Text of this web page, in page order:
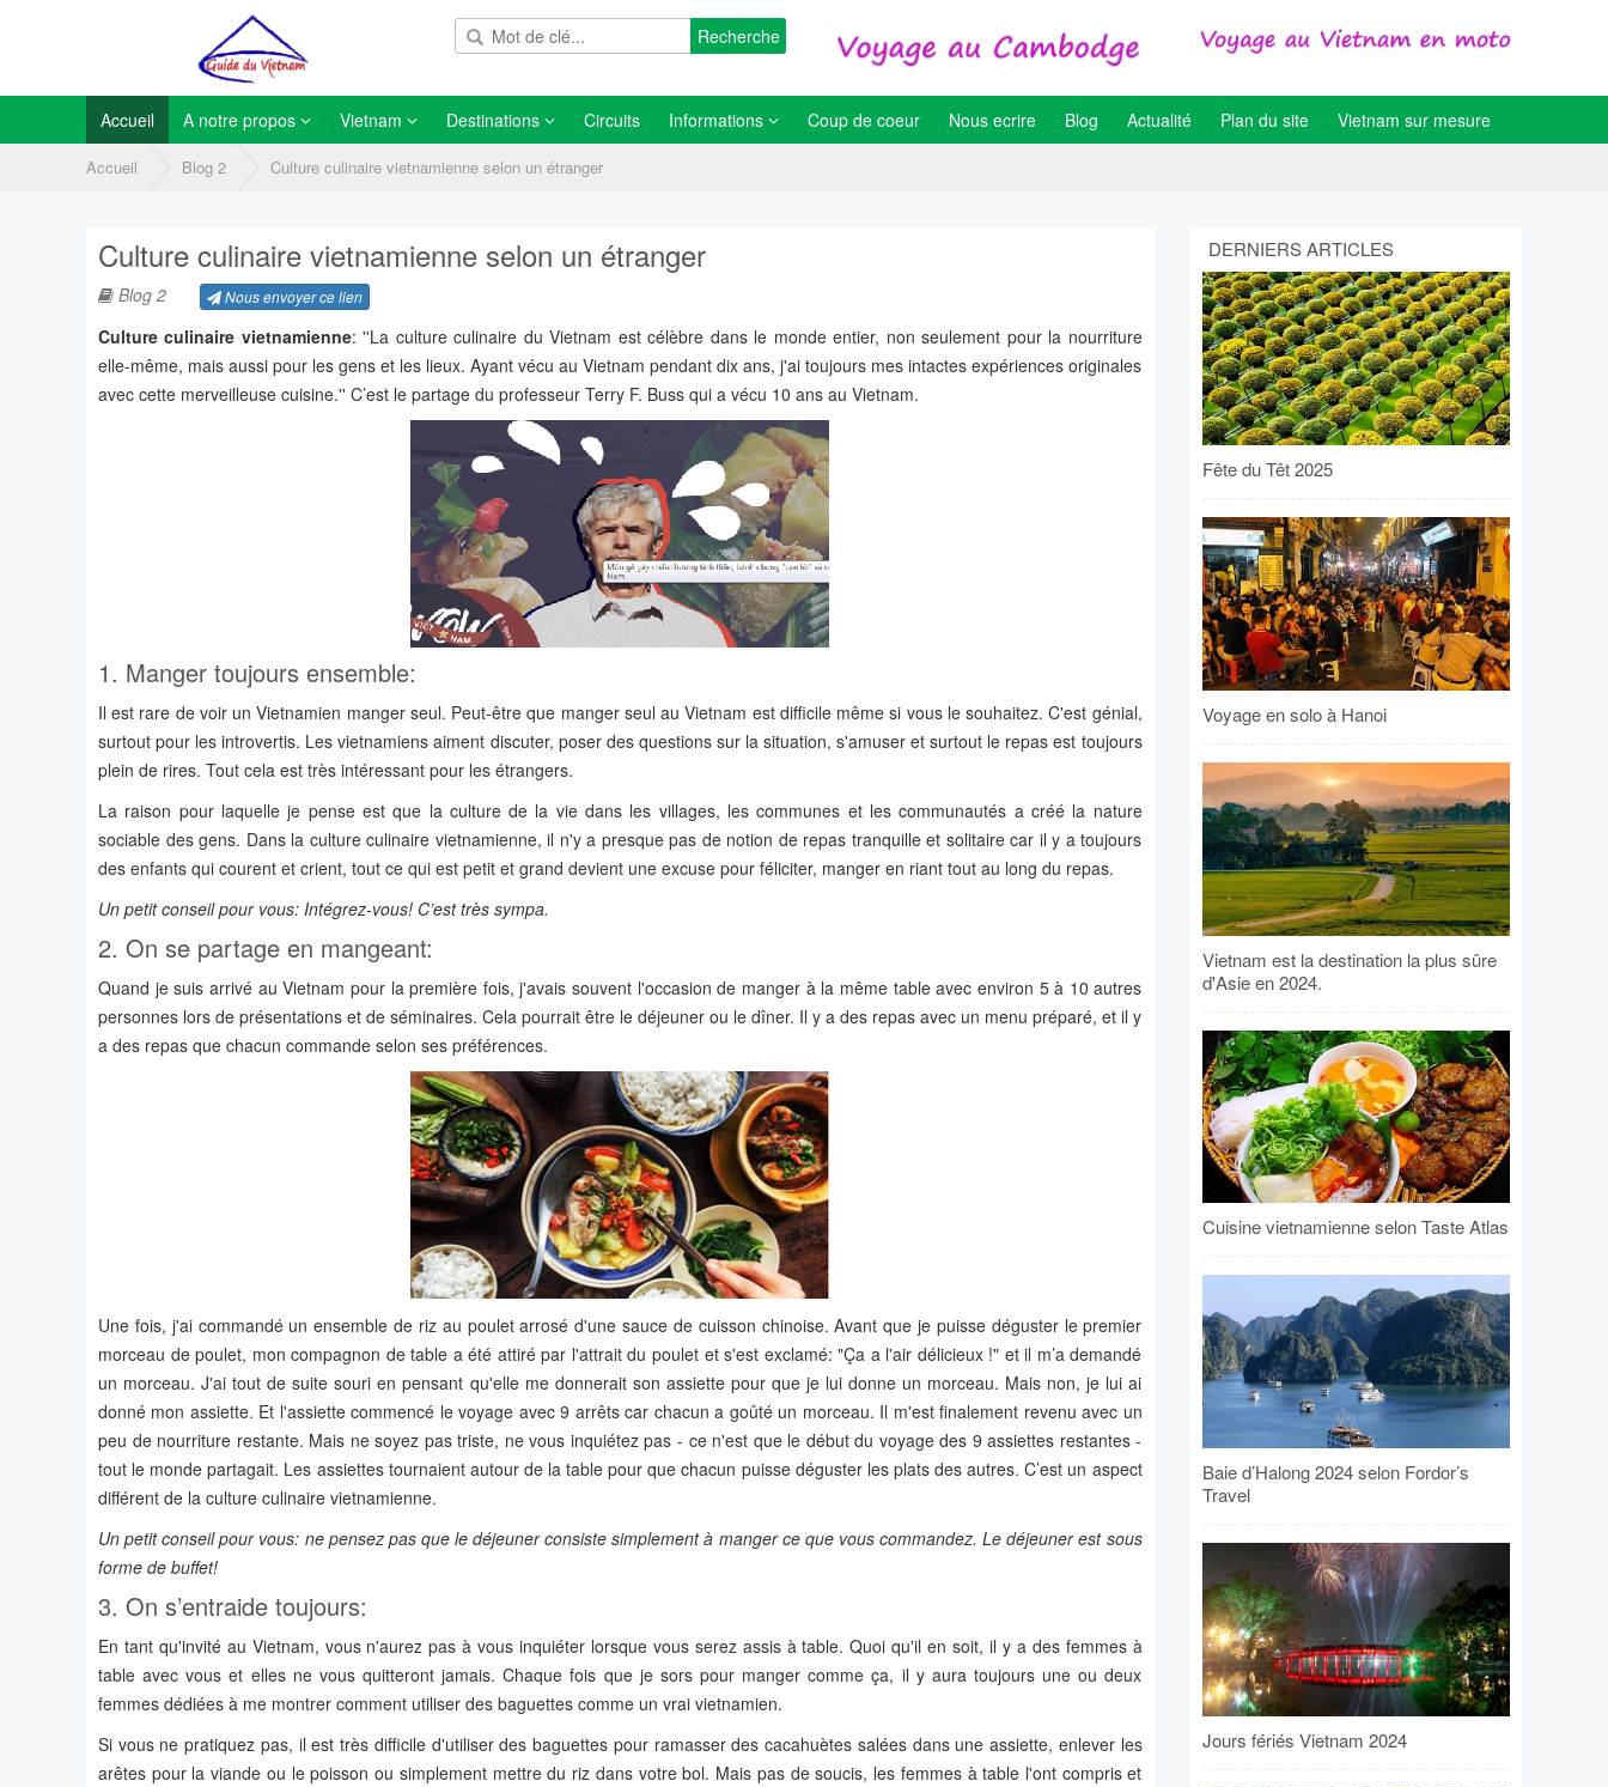
Recherche
Accueil A notre propos Vietnam Destinations Circuits Informations Coup de coeur Nous ecrire Blog Actualité Plan du site Vietnam sur mesure
Accueil Blog 2 Culture culinaire vietnamienne selon un étranger
Culture culinaire vietnamienne selon un étranger
Blog 2 Nous envoyer ce lien
Culture culinaire vietnamienne: ''La culture culinaire du Vietnam est célèbre dans le monde entier, non seulement pour la nourriture
elle-même, mais aussi pour les gens et les lieux. Ayant vécu au Vietnam pendant dix ans, j'ai toujours mes intactes expériences originales
avec cette merveilleuse cuisine.'' C’est le partage du professeur Terry F. Buss qui a vécu 10 ans au Vietnam.
1. Manger toujours ensemble:
Il est rare de voir un Vietnamien manger seul. Peut-être que manger seul au Vietnam est difficile même si vous le souhaitez. C'est génial,
surtout pour les introvertis. Les vietnamiens aiment discuter, poser des questions sur la situation, s'amuser et surtout le repas est toujours
plein de rires. Tout cela est très intéressant pour les étrangers.
La raison pour laquelle je pense est que la culture de la vie dans les villages, les communes et les communautés a créé la nature
sociable des gens. Dans la culture culinaire vietnamienne, il n'y a presque pas de notion de repas tranquille et solitaire car il y a toujours
des enfants qui courent et crient, tout ce qui est petit et grand devient une excuse pour féliciter, manger en riant tout au long du repas.
Un petit conseil pour vous: Intégrez-vous! C’est très sympa.
2. On se partage en mangeant:
Quand je suis arrivé au Vietnam pour la première fois, j'avais souvent l'occasion de manger à la même table avec environ 5 à 10 autres
personnes lors de présentations et de séminaires. Cela pourrait être le déjeuner ou le dîner. Il y a des repas avec un menu préparé, et il y
a des repas que chacun commande selon ses préférences.
Une fois, j'ai commandé un ensemble de riz au poulet arrosé d'une sauce de cuisson chinoise. Avant que je puisse déguster le premier
morceau de poulet, mon compagnon de table a été attiré par l'attrait du poulet et s'est exclamé: "Ça a l'air délicieux !" et il m’a demandé
un morceau. J'ai tout de suite souri en pensant qu'elle me donnerait son assiette pour que je lui donne un morceau. Mais non, je lui ai
donné mon assiette. Et l'assiette commencé le voyage avec 9 arrêts car chacun a goûté un morceau. Il m'est finalement revenu avec un
peu de nourriture restante. Mais ne soyez pas triste, ne vous inquiétez pas - ce n'est que le début du voyage des 9 assiettes restantes -
tout le monde partagait. Les assiettes tournaient autour de la table pour que chacun puisse déguster les plats des autres. C’est un aspect
différent de la culture culinaire vietnamienne.
Un petit conseil pour vous: ne pensez pas que le déjeuner consiste simplement à manger ce que vous commandez. Le déjeuner est sous
forme de buffet!
3. On s’entraide toujours:
En tant qu'invité au Vietnam, vous n'aurez pas à vous inquiéter lorsque vous serez assis à table. Quoi qu'il en soit, il y a des femmes à
table avec vous et elles ne vous quitteront jamais. Chaque fois que je sors pour manger comme ça, il y aura toujours une ou deux
femmes dédiées à me montrer comment utiliser des baguettes comme un vrai vietnamien.
Si vous ne pratiquez pas, il est très difficile d'utiliser des baguettes pour ramasser des cacahuètes salées dans une assiette, enlever les
arêtes pour la viande ou le poisson ou simplement mettre du riz dans votre bol. Mais pas de soucis, les femmes à table l'ont compris et
DERNIERS ARTICLES
Fête du Têt 2025
Voyage en solo à Hanoi
Vietnam est la destination la plus sûre
d'Asie en 2024.
Cuisine vietnamienne selon Taste Atlas
Baie d’Halong 2024 selon Fordor’s
Travel
Jours fériés Vietnam 2024